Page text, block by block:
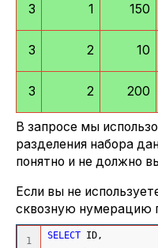
3 1 150
3 2 10
3 2 200
В запросе мы
разделения набора
понятно и не должно
Если вы не
сквозную нумерацию
1
SELECT ID,